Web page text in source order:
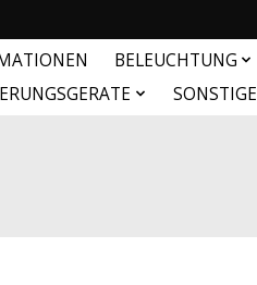
BELEUCHTUNG
SONSTIGE